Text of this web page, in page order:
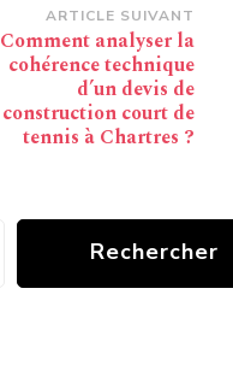
ARTICLE SUIVANT
Comment analyser la
cohérence technique
d’un devis de
construction court de
tennis à Chartres ?
Rechercher